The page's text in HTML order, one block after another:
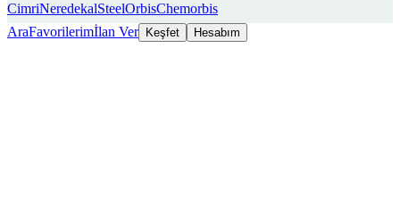
CimriNeredekalSteelOrbisChemorbis
AraFavorilerimİlan Ver Keşfet Hesabım